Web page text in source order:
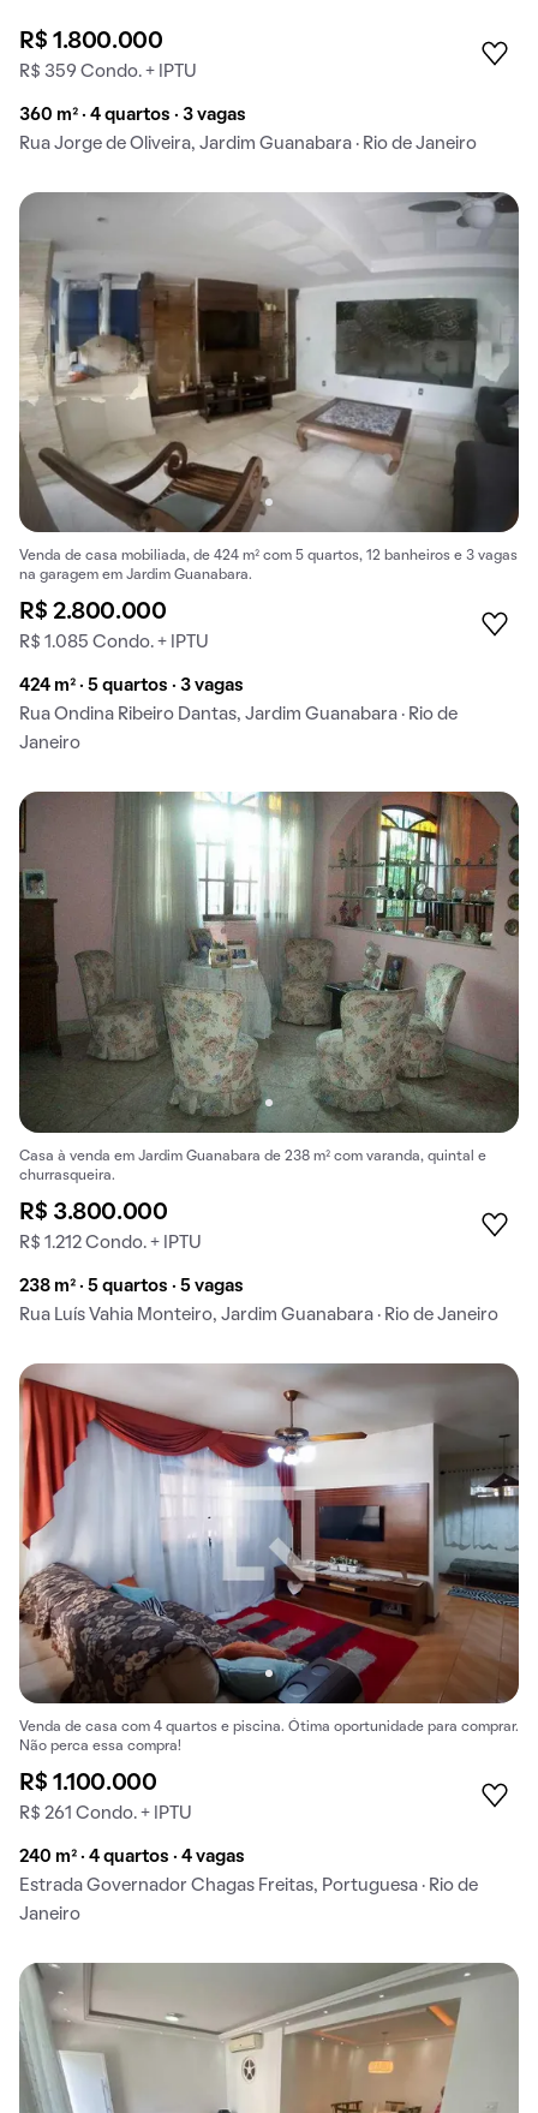
R$ 1.800.000
R$ 359 Condo. + IPTU
360 m² · 4 quartos · 3 vagas
Rua Jorge de Oliveira, Jardim Guanabara · Rio de Janeiro
Venda de casa mobiliada, de 424 m² com 5 quartos, 12 banheiros e 3 vagas
na garagem em Jardim Guanabara.
R$ 2.800.000
R$ 1.085 Condo. + IPTU
424 m² · 5 quartos · 3 vagas
Rua Ondina Ribeiro Dantas, Jardim Guanabara · Rio de
Janeiro
Casa à venda em Jardim Guanabara de 238 m² com varanda, quintal e
churrasqueira.
R$ 3.800.000
R$ 1.212 Condo. + IPTU
238 m² · 5 quartos · 5 vagas
Rua Luís Vahia Monteiro, Jardim Guanabara · Rio de Janeiro
Venda de casa com 4 quartos e piscina. Ótima oportunidade para comprar.
Não perca essa compra!
R$ 1.100.000
R$ 261 Condo. + IPTU
240 m² · 4 quartos · 4 vagas
Estrada Governador Chagas Freitas, Portuguesa · Rio de
Janeiro